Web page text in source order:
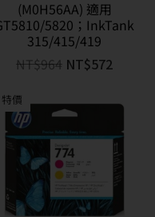
(M0H56AA) 適用
5820；InkTank
315/415/419
NT$964 NT$572
特價